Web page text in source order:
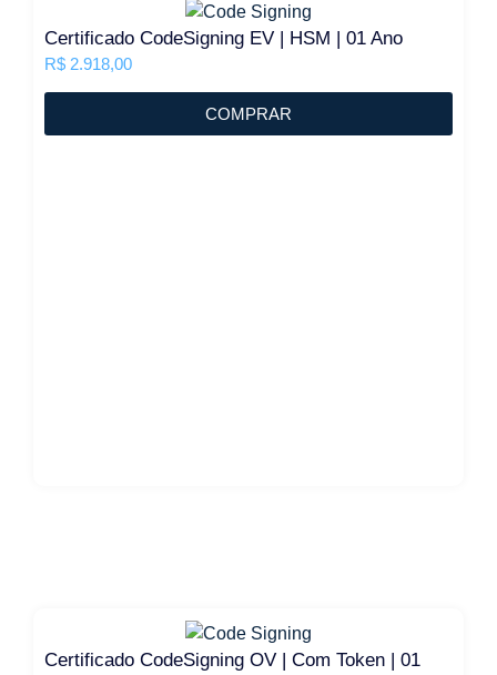
Certificado CodeSigning EV | HSM | 01 Ano
R$ 2.918,00
COMPRAR
Certificado CodeSigning OV | Com Token | 01